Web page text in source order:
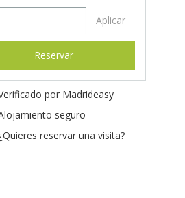
Aplicar
Reservar
por Madrideasy
seguro
reservar una visita?